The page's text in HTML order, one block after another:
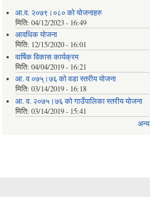
आ.व. २०७९।०८० को योजनाहरु
मिति:04/12/2023 - 16:49
आवधिक योजना
मिति: 12/15/2020 - 16:01
वार्षिक विकास कार्यक्रम
मिति:04/04/2019 - 16:21
आ. व ०७५्।७६ को वडा स्तरीय योजना
मिति:03/14/2019 - 16:18
आ. व. २०७५।७६ को गाउँपालिका स्तरीय योजना
मिति:03/14/2019 - 15:41
अन्य